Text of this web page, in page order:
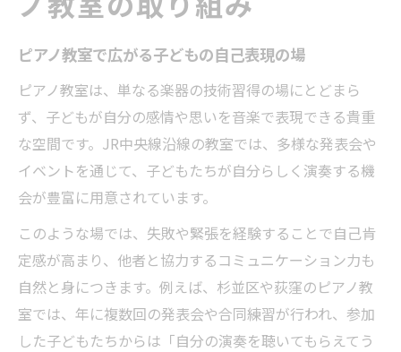
ピアノ教室で広がる子どもの自己表現の場
ピアノ教室は、単なる楽器の技術習得の場にとどまら
ず、子どもが自分の感情や思いを音楽で表現できる貴重
な空間です。JR中央線沿線の教室では、多様な発表会や
イベントを通じて、子どもたちが自分らしく演奏する機
会が豊富に用意されています。
このような場では、失敗や緊張を経験することで自己肯
定感が高まり、他者と協力するコミュニケーション力も
自然と身につきます。例えば、杉並区や荻窪のピアノ教
室では、年に複数回の発表会や合同練習が行われ、参加
した子どもたちからは「自分の演奏を聴いてもらえてう